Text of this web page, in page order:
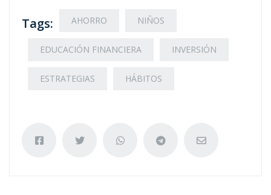
Tags: AHORRO NIÑOS
EDUCACIÓN FINANCIERA INVERSIÓN
ESTRATEGIAS HÁBITOS